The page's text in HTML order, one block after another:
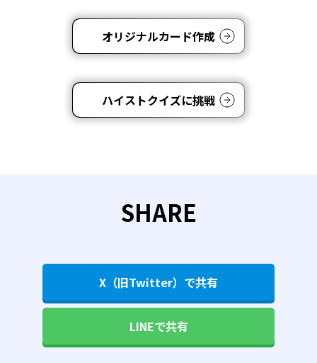
オリジナルカード作成
ハイストクイズに挑戦
SHARE
X（旧Twitter）で共有
LINEで共有